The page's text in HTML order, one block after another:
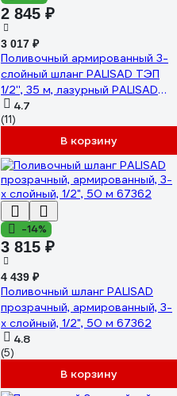
2 845 ₽
3 017 ₽
Поливочный армированный 3-
слойный шланг PALISAD ТЭП
1/2'', 35 м, лазурный PALISAD
67107
4.7
(11)
В корзину
-14%
3 815 ₽
4 439 ₽
Поливочный шланг PALISAD
прозрачный, армированный, 3-
х слойный, 1/2", 50 м 67362
4.8
(5)
В корзину